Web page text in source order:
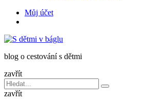
HledatMůj účet
v
blog o cestování s dětmi
zavřít
Vyhledávání
pro:
Hledat
zavřít